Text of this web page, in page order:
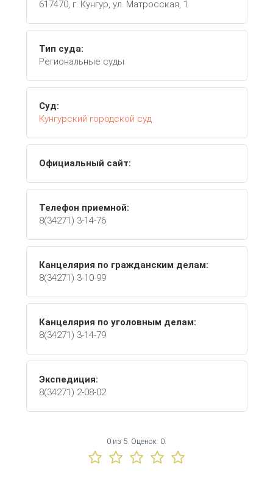
617470, г. Кунгур, ул. Матросская, 1
Тип суда:
Региональные суды
Суд:
Кунгурский городской суд
Официальный сайт:
Телефон приемной:
8(34271) 3-14-76
Канцелярия по гражданским делам:
8(34271) 3-10-99
Канцелярия по уголовным делам:
8(34271) 3-14-79
Экспедиция:
8(34271) 2-08-02
0 из 5. Оценок: 0